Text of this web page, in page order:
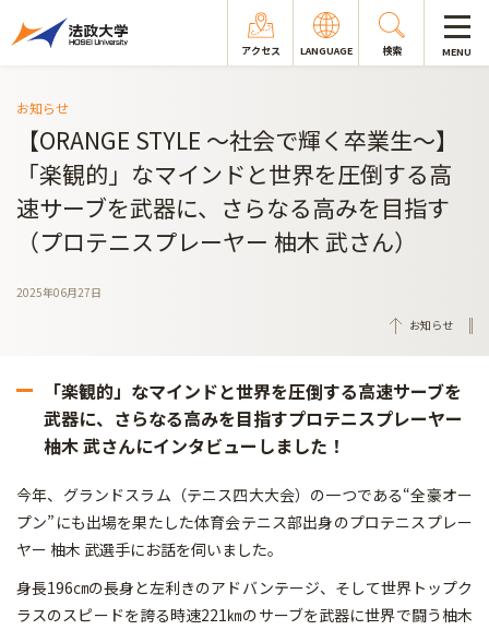
アクセス LANGUAGE 検索 MENU
お知らせ
【ORANGE STYLE ～社会で輝く卒業生～】
「楽観的」なマインドと世界を圧倒する高
速サーブを武器に、さらなる高みを目指す
（プロテニスプレーヤー 柚木 武さん）
2025年06月27日
お知らせ
「楽観的」なマインドと世界を圧倒する高速サーブを
武器に、さらなる高みを目指すプロテニスプレーヤー
柚木 武さんにインタビューしました！
今年、グランドスラム（テニス四大大会）の一つである“全豪オー
プン”にも出場を果たした体育会テニス部出身のプロテニスプレー
ヤー 柚木 武選手にお話を伺いました。
身長196㎝の長身と左利きのアドバンテージ、そして世界トップク
ラスのスピードを誇る時速221㎞のサーブを武器に世界で闘う柚木